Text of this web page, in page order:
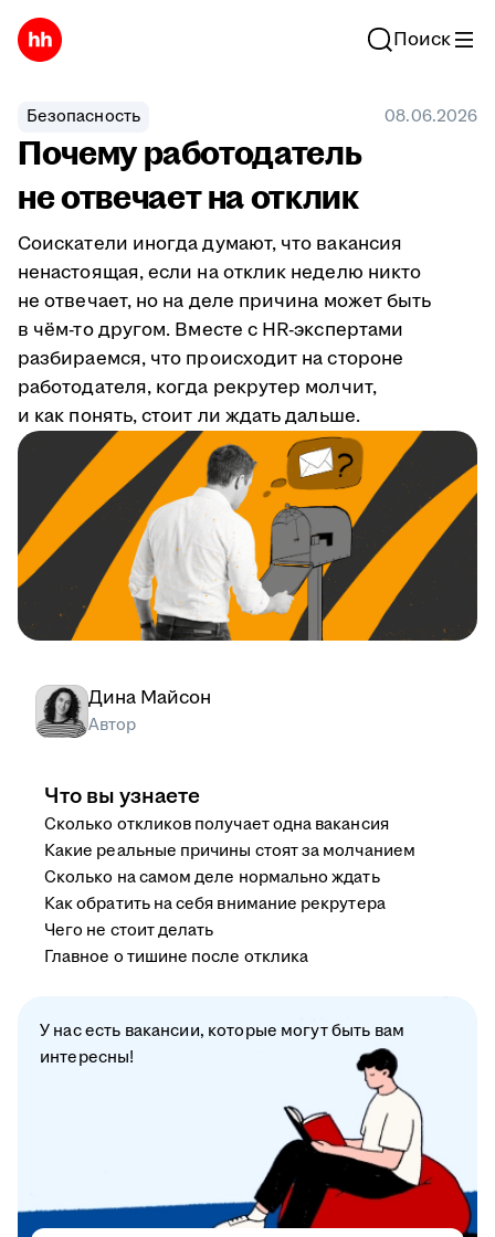
Поиск
Безопасность 08.06.2026
Почему работодатель
не отвечает на отклик
Соискатели иногда думают, что вакансия
ненастоящая, если на отклик неделю никто
не отвечает, но на деле причина может быть
в чём-то другом. Вместе с HR-экспертами
разбираемся, что происходит на стороне
работодателя, когда рекрутер молчит,
и как понять, стоит ли ждать дальше.
Дина Майсон
Автор
Что вы узнаете
Сколько откликов получает одна вакансия
Какие реальные причины стоят за молчанием
Сколько на самом деле нормально ждать
Как обратить на себя внимание рекрутера
Чего не стоит делать
Главное о тишине после отклика
У нас есть вакансии, которые могут быть вам
интересны!